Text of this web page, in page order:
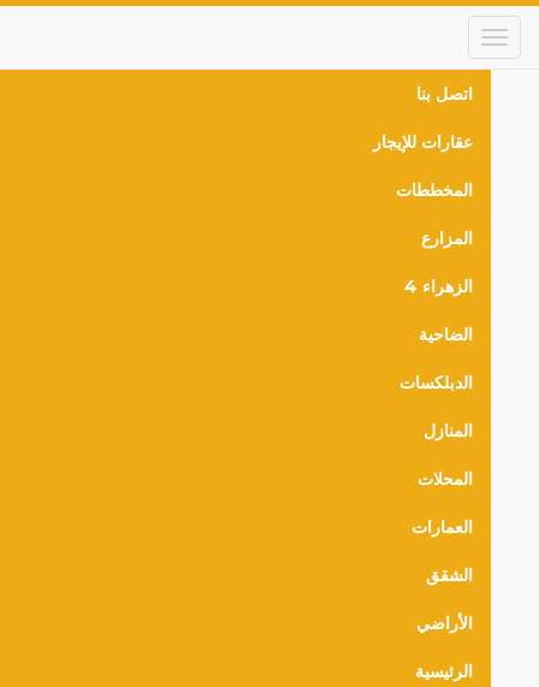
Skip
main
navigation
اتصل بنا
عقارات للإيجار
المخططات
المزارع
الزهراء 4
الضاحية
الدبلكسات
المنازل
المحلات
العمارات
الشقق
الأراضي
الرئيسية